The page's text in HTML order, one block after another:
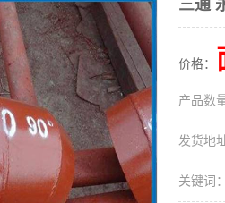
三通
价格：
产品数
发货地
关键词：